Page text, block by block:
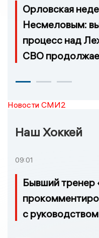
Орловская
Несмеловым:
процесс над
СВО
Новости СМИ2
Наш Хоккей
09:01
Бывший тренер
с руководством